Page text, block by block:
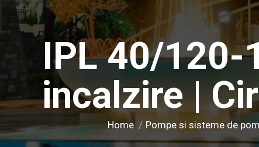
IPL 40/120-
incalzire |
You are here:
Home Pompe si sisteme de